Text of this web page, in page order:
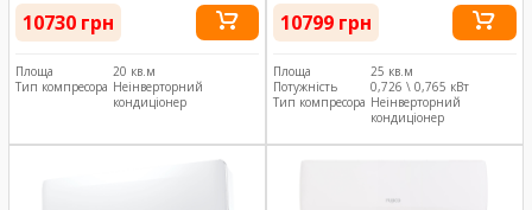
10730 грн
Площа
20 кв.м
Тип компресора Неінверторний
кондиціонер
10799 грн
Площа
25 кв.м
Потужність
0,726 \ 0,765 кВт
Тип компресора Неінверторний
кондиціонер